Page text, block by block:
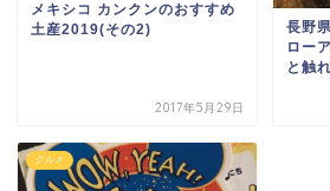
メキシコ カンクンのおすすめ
土産2019(その2)
2017年5月29日
長野
ロー
と触
グルメ